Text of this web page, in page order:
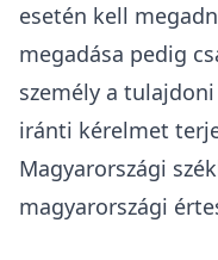
esetén kell
megadása pedig
személy a
iránti kérelmet
Magyarországi
magyarországi